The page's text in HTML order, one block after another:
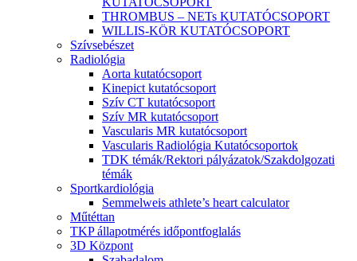
THROMBUS – NETs KUTATÓCSOPORT
WILLIS-KÖR KUTATÓCSOPORT
Szívsebészet
Radiológia
Aorta kutatócsoport
Kinepict kutatócsoport
Szív CT kutatócsoport
Szív MR kutatócsoport
Vascularis MR kutatócsoport
Vascularis Radiológia Kutatócsoportok
TDK témák/Rektori pályázatok/Szakdolgozati
témák
Sportkardiológia
Semmelweis athlete’s heart calculator
Műtéttan
TKP állapotmérés időpontfoglalás
3D Központ